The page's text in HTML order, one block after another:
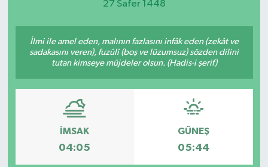
27 Safer 1448
İlmi ile amel eden, malının fazlasını infâk eden (zekât ve
sadakasını veren), fuzûlî (boş ve lüzumsuz) sözden dilini
tutan kimseye müjdeler olsun. (Hadis-i şerif)
İMSAK
04:05
GÜNEŞ
05:44
DÜZCE
EREĞLİ
GÖKÇEBEY
KARABÜK